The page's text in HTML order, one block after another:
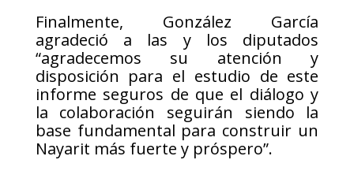
Finalmente, González García
agradeció a las y los diputados
“agradecemos su atención y
disposición para el estudio de este
informe seguros de que el diálogo y
la colaboración seguirán siendo la
base fundamental para construir un
Nayarit más fuerte y próspero”.